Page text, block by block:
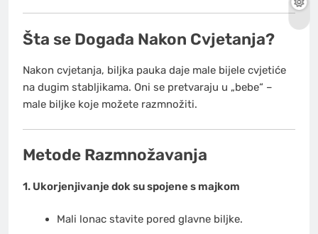
Šta se Događa Nakon Cvjetanja?
Nakon cvjetanja, biljka pauka daje male bijele cvjetiće
na dugim stabljikama. Oni se pretvaraju u „bebe“ –
male biljke koje možete razmnožiti.
Metode Razmnožavanja
1. Ukorjenjivanje dok su spojene s majkom
Mali lonac stavite pored glavne biljke.